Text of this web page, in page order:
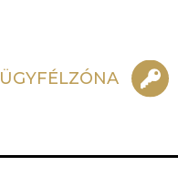
ÜGYFÉLZÓNA